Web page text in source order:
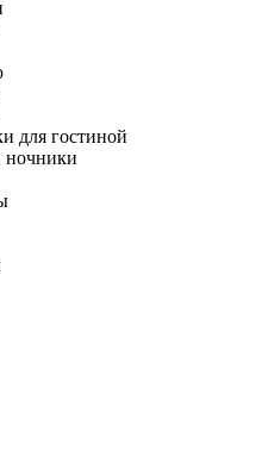
для гостиной
ночники